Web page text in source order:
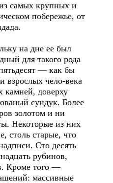
самых крупных и
побережье, от
на дне ее был
для такого рода
— как бы
взрослых чело-века
камней, доверху
сундук. Более
золотом и ни
Некоторые из них
столь старые, что
Сто десять
рубинов,
Кроме того —
массивные